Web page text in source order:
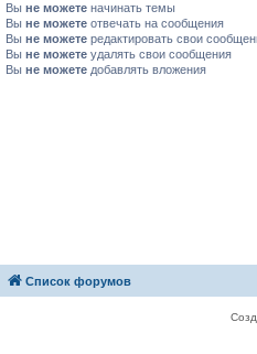
Вы не можете начинать темы
Вы не можете отвечать на сообщения
Вы не можете редактировать свои
Вы не можете удалять свои сообщения
Вы не можете добавлять вложения
Список форумов